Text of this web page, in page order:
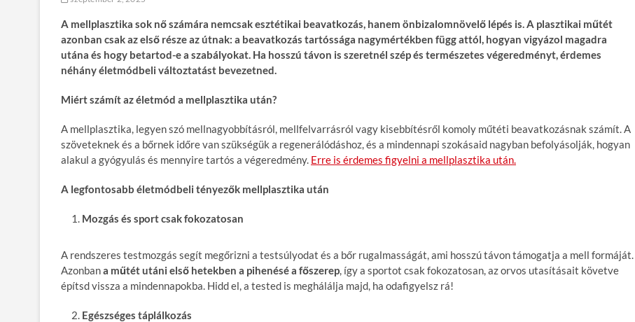
A mellplasztika sok nő számára nemcsak esztétikai beavatkozás, hanem önbizalomnövelő lépés is. A plasztikai műtét
azonban csak az első része az útnak: a beavatkozás tartóssága nagymértékben függ attól, hogyan vigyázol magadra
utána és hogy betartod-e a szabályokat. Ha hosszú távon is szeretnél szép és természetes végeredményt, érdemes
néhány életmódbeli változtatást bevezetned.
Miért számít az életmód a mellplasztika után?
A mellplasztika, legyen szó mellnagyobbításról, mellfelvarrásról vagy kisebbítésről komoly műtéti beavatkozásnak számít. A
szöveteknek és a bőrnek időre van szükségük a regenerálódáshoz, és a mindennapi szokásaid nagyban befolyásolják, hogyan
alakul a gyógyulás és mennyire tartós a végeredmény. Erre is érdemes figyelni a mellplasztika után.
A legfontosabb életmódbeli tényezők mellplasztika után
Mozgás és sport csak fokozatosan
A rendszeres testmozgás segít megőrizni a testsúlyodat és a bőr rugalmasságát, ami hosszú távon támogatja a mell formáját.
Azonbana műtét utáni első hetekben a pihenésé a főszerep, így a sportot csak fokozatosan, az orvos utasításait követve
építsd vissza a mindennapokba. Hidd el, a tested is meghálálja majd, ha odafigyelsz rá!
Egészséges táplálkozás